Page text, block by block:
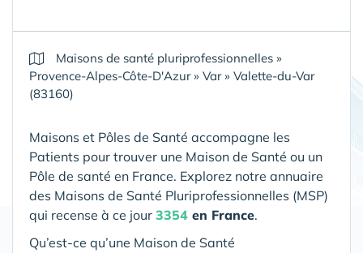
Maisons de santé pluriprofessionnelles »
Provence-Alpes-Côte-D'Azur» Var» Valette-du-Var
(83160)
Maisons et Pôles de Santé accompagne les
Patients pour trouver une Maison de Santé ou un
Pôle de santé en France. Explorez notre annuaire
des Maisons de Santé Pluriprofessionnelles (MSP)
qui recense à ce jour 3354 en France.
Qu’est-ce qu’une Maison de Santé